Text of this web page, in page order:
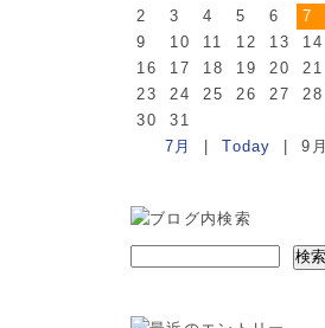
2
3 4 5 6 7
9
10 11 12 13 14
16
17 18 19 20 21
23
24 25 26 27 28
30
31
7月
|Today | 9月